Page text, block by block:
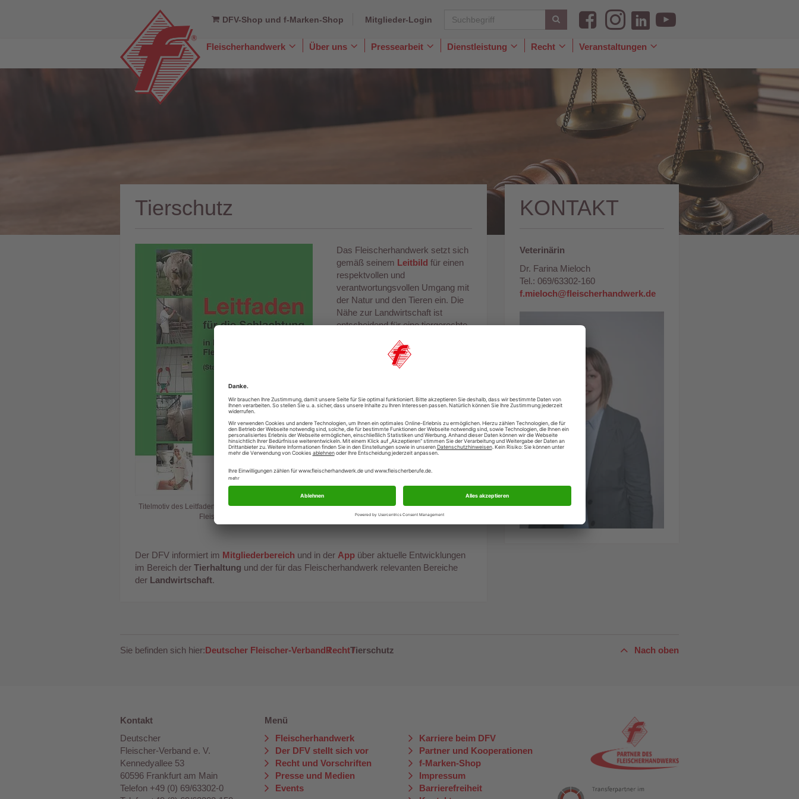
DFV-Shop und f-Marken-Shop Mitglieder-Login
Fleischerhandwerk
ToggleÜber uns
TogglePressearbeit
ToggleDienstleistung
ToggleRecht
ToggleVeranstaltungen
Toggle
Tierschutz
Titelmotiv des Leitfadens zur Schlachtung in Betrieben des
Fleischerhandwerks.
Das Fleischerhandwerk setzt sich
gemäß seinem Leitbild für einen
respektvollen und
verantwortungsvollen Umgang mit
der Natur und den Tieren ein. Die
Nähe zur Landwirtschaft ist
entscheidend für eine tiergerechte
kurze Transportwege. Das Wohl
des Tieres steht im Vordergrund.
Unternehmen zur Einhaltung
Schlachtung zu unterstützen, hat
der DFV einenLeitfaden für die
Schlachtung in Betrieben des
Der DFV informiert im Mitgliederbereich und in der App über aktuelle Entwicklungen
im Bereich der Tierhaltung und der für das Fleischerhandwerk relevanten Bereiche
der Landwirtschaft.
KONTAKT
Veterinärin
Dr. Farina Mieloch
Tel.: 069/63302-160
f.mieloch@fleischerhandwerk.de
Sie befinden sich hier:Deutscher Fleischer-VerbandRechtTierschutz Nach oben
Kontakt
Deutscher
Fleischer-Verband e. V.
Kennedyallee 53
60596 Frankfurt am Main
Telefon +49 (0) 69/63302-0
Menü
Fleischerhandwerk
Der DFV stellt sich vor
Recht und Vorschriften
Presse und Medien
Events
Karriere beim DFV
Partner und Kooperationen
f-Marken-Shop
Impressum
Barrierefreiheit